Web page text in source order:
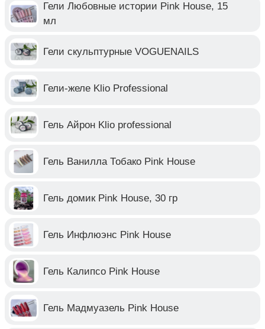
Гели Любовные истории Pink House, 15
мл
Гели скульптурные VOGUENAILS
Гели-желе Klio Professional
Гель Айрон Klio professional
Гель Ванилла Тобако Pink House
Гель домик Pink House, 30 гр
Гель Инфлюэнс Pink House
Гель Калипсо Pink House
Гель Мадмуазель Pink House